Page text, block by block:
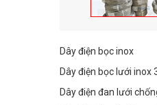
Dây điện bọc inox
Dây điện bọc lưới inox
Dây điện đan lưới